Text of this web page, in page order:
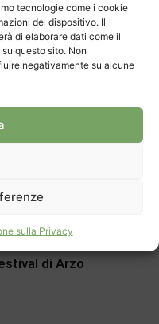
tecnologie come i cookie
del dispositivo. Il
di elaborare dati come il
questo sito. Non
negativamente su alcune
sulla Privacy
di Bruzella
più piccoli
di Arzo